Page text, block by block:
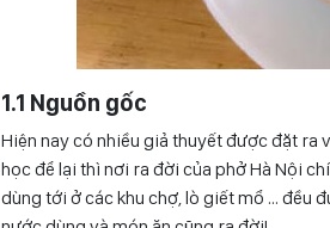
1.1 Nguồn gốc
Hiện nay có nhiều giả thuyết được đặt ra
học để lại thì nơi ra đời của phở Hà Nội
dùng tới ở các khu chợ, lò giết mổ … đều